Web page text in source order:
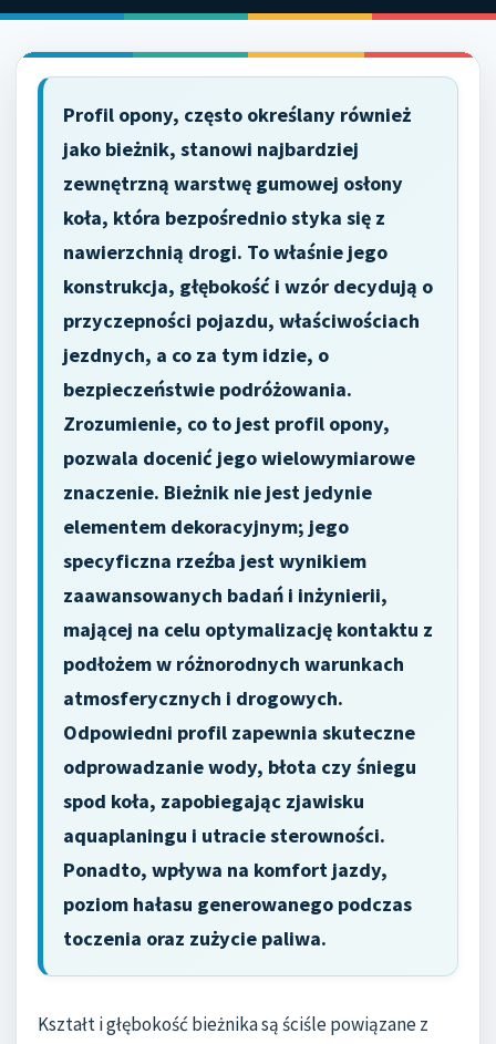
Profil opony, często określany również
jako bieżnik, stanowi najbardziej
zewnętrzną warstwę gumowej osłony
koła, która bezpośrednio styka się z
nawierzchnią drogi. To właśnie jego
konstrukcja, głębokość i wzór decydują o
przyczepności pojazdu, właściwościach
jezdnych, a co za tym idzie, o
bezpieczeństwie podróżowania.
Zrozumienie, co to jest profil opony,
pozwala docenić jego wielowymiarowe
znaczenie. Bieżnik nie jest jedynie
elementem dekoracyjnym; jego
specyficzna rzeźba jest wynikiem
zaawansowanych badań i inżynierii,
mającej na celu optymalizację kontaktu z
podłożem w różnorodnych warunkach
atmosferycznych i drogowych.
Odpowiedni profil zapewnia skuteczne
odprowadzanie wody, błota czy śniegu
spod koła, zapobiegając zjawisku
aquaplaningu i utracie sterowności.
Ponadto, wpływa na komfort jazdy,
poziom hałasu generowanego podczas
toczenia oraz zużycie paliwa.
Kształt i głębokość bieżnika są ściśle powiązane z